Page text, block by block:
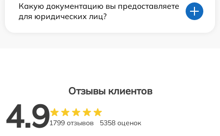
Какую документацию вы предоставляете
для юридических лиц?
Отзывы клиентов
4.91799 отзывов 5358 оценок